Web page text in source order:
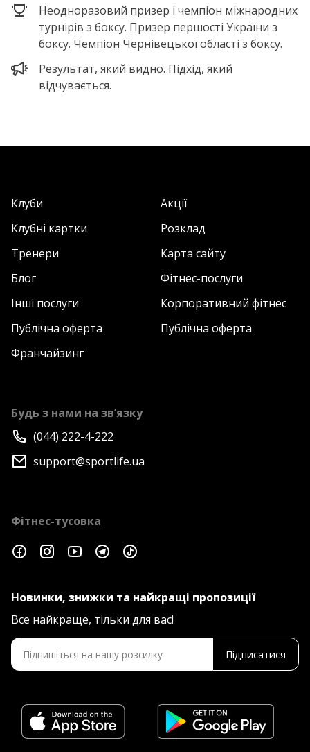
Неодноразовий призер і чемпіон міжнародних
турнірів з боксу. Призер першості України з
боксу. Чемпіон Чернівецької області з боксу.
Результат, який видно. Підхід, який
відчувається.
Клуби
Акції
Клубні картки
Розклад
Тренери
Карта сайту
Блог
Фітнес-послуги
Інші послуги
Корпоративний фітнес
Публічна оферта
Публічна оферта
Франчайзинг
Будь з нами на зв’язку
(044) 222-4-222
support@sportlife.ua
Фітнес-тусовка
Новинки, знижки та найкращі пропозиції
Все найкраще, тільки для вас!
Підписатися